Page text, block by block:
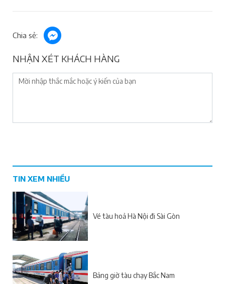
Chia sẻ:
NHẬN XÉT KHÁCH HÀNG
TIN XEM NHIỀU
Vé tàu hoả Hà Nội đi Sài Gòn
Bảng giờ tàu chạy Bắc Nam